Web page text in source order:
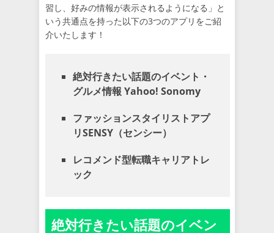
習し、好みの情報が表示されるようになる」と
いう共通点を持った以下の3つのアプリをご紹
介いたします！
絶対行きたい話題のイベント・
グルメ情報 Yahoo! Sonomy
ファッションスタイリストアプ
リSENSY（センシー）
レコメンド型転職キャリアトレ
ック
絶対行きたい話題のイベン